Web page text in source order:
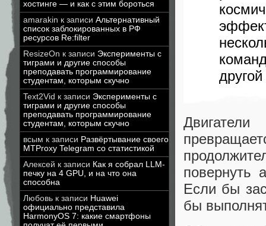
хостинге — и как с этим бороться
amarakin к записи Альтернативный
список заблокированных в РФ
ресурсов Re:filter
ResizeOn к записи Эксперименты с
тиграми и другие способы
преподавать программирование
студентам, которым скучно
Text2Vid к записи Эксперименты с
тиграми и другие способы
преподавать программирование
студентам, которым скучно
всым к записи Развёртывание своего
MTProxy Telegram со статистикой
Алексей к записи Как я собрал LLM-
печку на 4 GPU, и на что она
способна
Любовь к записи Huawei
официально представила
HarmonyOS 7: какие смартфоны
повернуть
Если бы
бы